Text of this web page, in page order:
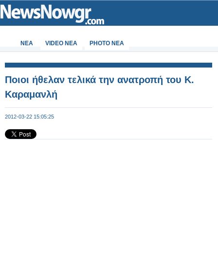
ΝΕΑ VIDEO NEA PHOTO NEA
Ποιοι ήθελαν τελικά την ανατροπή του Κ.
Καραμανλή
2012-03-22 15:05:25